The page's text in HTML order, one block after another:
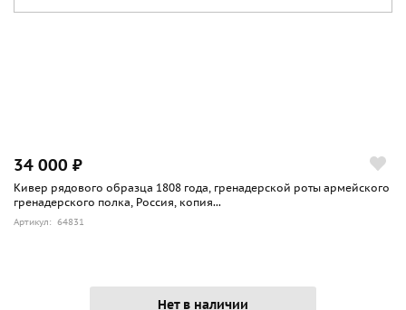
34 000 ₽
Кивер рядового образца 1808 года, гренадерской роты армейского
гренадерского полка, Россия, копия...
Артикул: 64831
Нет в наличии